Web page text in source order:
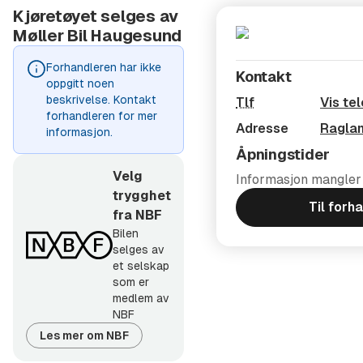
Vi informerer våre kunder om at lokal funksjonalitet i
denne bilen kan bli påvirket eller falle bort når 2G-
nettverket avvikles i Norge, som per i dag er planlagt å
skje etter 2027. Slike konsekvenser er utenfor vår
kontroll og ansvar, men vi søker aktivt informasjon fra
produsentene for å forstå omfanget. Oppdatert
informasjon vil bli delt fortløpende i våre alminnelige
Kjøretøyet selges av
Møller Bil Haugesund
Forhandleren har ikke
oppgitt noen
beskrivelse. Kontakt
forhandleren for mer
informasjon.
Velg
trygghet
fra NBF
Bilen
selges av
et selskap
som er
medlem av
NBF
Les mer om NBF
Kontakt
Tlf
Vis
Adresse
Åpningstider
Informasjon mangler
Til